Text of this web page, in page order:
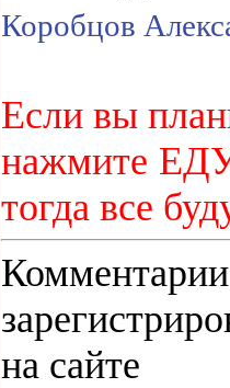
Коробцов
Если вы
нажмите
тогда все
на сайте